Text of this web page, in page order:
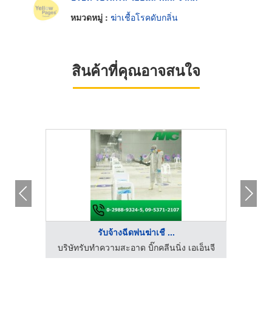
หมวดหมู่ : ฆ่าเชื้อโรคดับกลิ่น
สินค้าที่คุณอาจสนใจ
รับจ้างฉีดพ่นฆ่าเชื ...
บริษัทรับทำความสะอาด บิ๊กคลีนนิ่ง เอเอ็นจี